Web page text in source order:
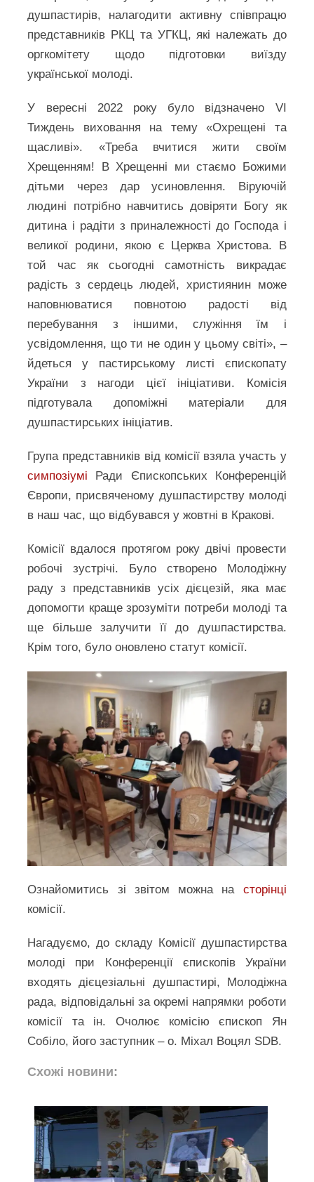
душпастирів, налагодити активну співпрацю
представників РКЦ та УГКЦ, які належать до
оргкомітету щодо підготовки виїзду
української молоді.
У вересні 2022 року було відзначено VI
Тиждень виховання на тему «Охрещені та
щасливі». «Треба вчитися жити своїм
Хрещенням! В Хрещенні ми стаємо Божими
дітьми через дар усиновлення. Віруючій
людині потрібно навчитись довіряти Богу як
дитина і радіти з приналежності до Господа і
великої родини, якою є Церква Христова. В
той час як сьогодні самотність викрадає
радість з сердець людей, християнин може
наповнюватися повнотою радості від
перебування з іншими, служіння їм і
усвідомлення, що ти не один у цьому світі», –
йдеться у пастирському листі єпископату
України з нагоди цієї ініціативи. Комісія
підготувала допоміжні матеріали для
душпастирських ініціатив.
Група представників від комісії взяла участь у
симпозіумі Ради Єпископських Конференцій
Європи, присвяченому душпастирству молоді
в наш час, що відбувався у жовтні в Кракові.
Комісії вдалося протягом року двічі провести
робочі зустрічі. Було створено Молодіжну
раду з представників усіх дієцезій, яка має
допомогти краще зрозуміти потреби молоді та
ще більше залучити її до душпастирства.
Крім того, було оновлено статут комісії.
Ознайомитись зі звітом можна на сторінці
комісії.
Нагадуємо, до складу Комісії душпастирства
молоді при Конференції єпископів України
входять дієцезіальні душпастирі, Молодіжна
рада, відповідальні за окремі напрямки роботи
комісії та ін. Очолює комісію єпископ Ян
Собіло, його заступник – о. Міхал Воцял SDB.
Схожі новини: